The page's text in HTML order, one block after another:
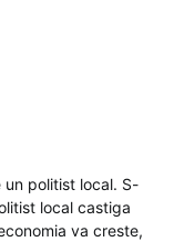
politist local. S-
local castiga
va creste,